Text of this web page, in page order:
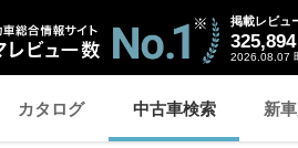
掲載レビュ
325,894
2026.08.07
カタログ 中古車検索 新